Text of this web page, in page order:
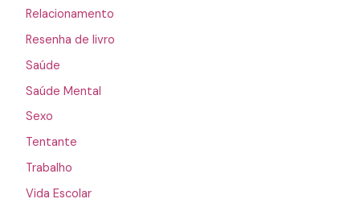
Relacionamento
Resenha de livro
Saúde
Saúde Mental
Sexo
Tentante
Trabalho
Vida Escolar